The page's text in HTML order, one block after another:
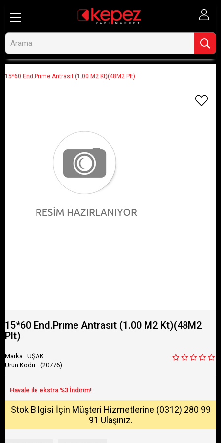
15*60 End.Prıme Antrasıt (1.00 M2 Kt)(48M2 Plt)
15*60 End.Prıme Antrasıt (1.00 M2 Kt)(48M2
Plt)
Marka : UŞAK
(20776)
Stok Bilgisi İçin Müşteri Hizmetlerine (0312) 280 99
91 Ulaşınız.